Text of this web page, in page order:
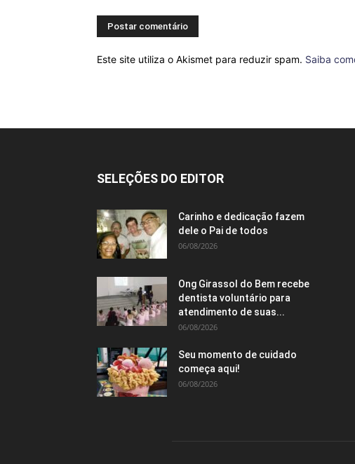
Este site utiliza o Akismet para reduzir spam. Saiba
SELEÇÕES DO EDITOR
Carinho e dedicação fazem
dele o Pai de todos
06/08/2026
Ong Girassol do Bem recebe
dentista voluntário para
atendimento de suas...
06/08/2026
Seu momento de cuidado
começa aqui!
06/08/2026